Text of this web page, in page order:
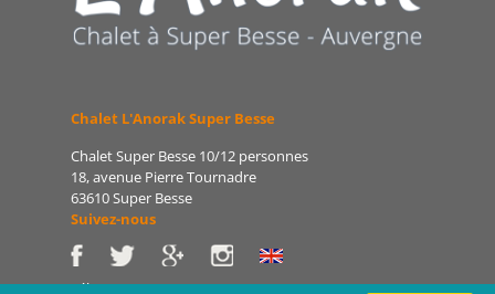
Chalet L'Anorak Super Besse
Chalet Super Besse 10/12 personnes
18, avenue Pierre Tournadre
63610 Super Besse
Suivez-nous
Tél : 06 86 75 47 66